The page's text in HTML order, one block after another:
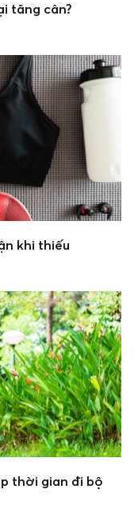
tăng cân?
khi thiếu
thời gian đi bộ